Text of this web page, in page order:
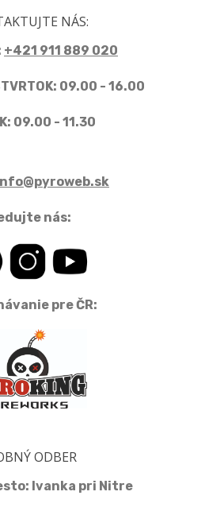
NÁS:
+421 911 889 020
09.00 - 16.00
09.00 - 11.30
nás:
pre ČR:
ODBER
Ivanka pri Nitre